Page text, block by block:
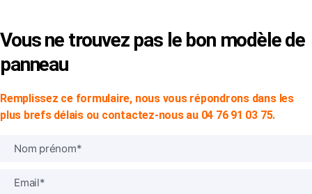
Vous ne trouvez pas le bon modèle de
panneau
Remplissez ce formulaire, nous vous répondrons dans les
plus brefs délais ou contactez-nous au 04 76 91 03 75.